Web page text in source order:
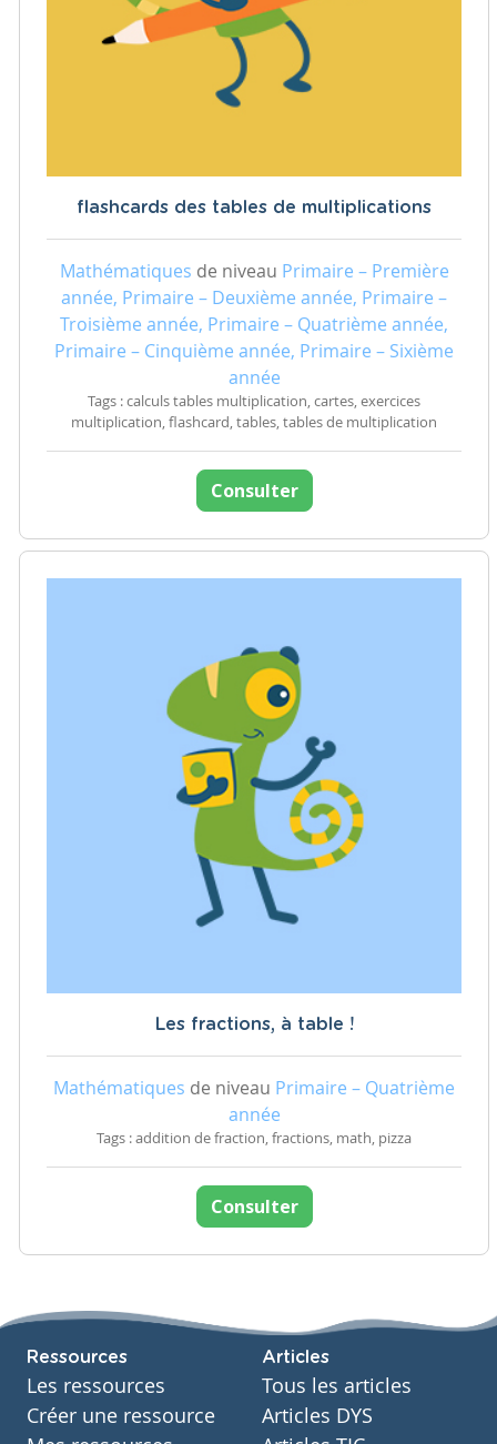
flashcards des tables de multiplications
Mathématiques de niveau Primaire – Première
année, Primaire – Deuxième année, Primaire –
Troisième année, Primaire – Quatrième année,
Primaire – Cinquième année, Primaire – Sixième
année
Tags : calculs tables multiplication, cartes, exercices
multiplication, flashcard, tables, tables de multiplication
Consulter
Les fractions, à table !
Mathématiques de niveau Primaire – Quatrième
année
Tags : addition de fraction, fractions, math, pizza
Consulter
Ressources
Les ressources
Créer une ressource
Articles
Tous les articles
Articles DYS